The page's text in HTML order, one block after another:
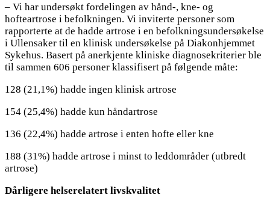
– Vi har undersøkt fordelingen av hånd-, kne- og
hofteartrose i befolkningen. Vi inviterte personer som
rapporterte at de hadde artrose i en befolkningsundersøkelse
i Ullensaker til en klinisk undersøkelse på Diakonhjemmet
Sykehus. Basert på anerkjente kliniske diagnosekriterier ble
til sammen 606 personer klassifisert på følgende måte:
128 (21,1%) hadde ingen klinisk artrose
154 (25,4%) hadde kun håndartrose
136 (22,4%) hadde artrose i enten hofte eller kne
188 (31%) hadde artrose i minst to leddområder (utbredt
artrose)
Dårligere helserelatert livskvalitet